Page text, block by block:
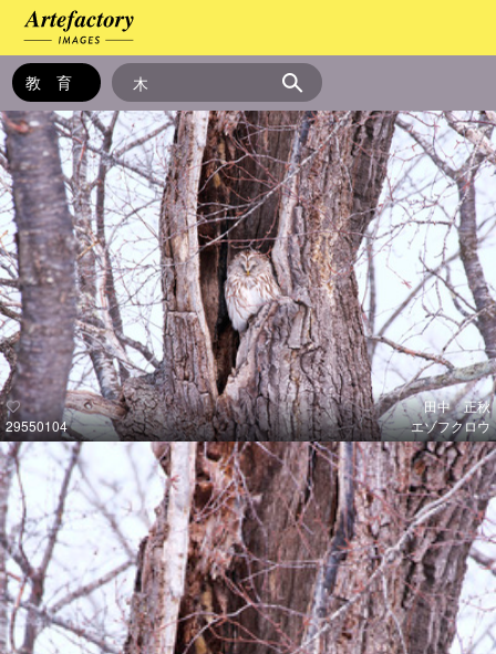
29550104
田中 正秋
エゾフクロウ